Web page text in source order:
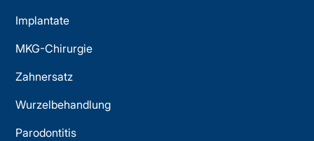
Implantate
MKG-Chirurgie
Zahnersatz
Wurzelbehandlung
Parodontitis